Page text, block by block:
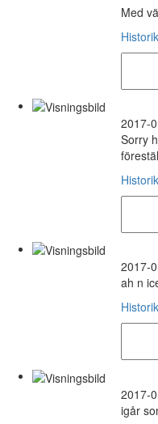
Med
Historik
2017-
Sorry
Historik
2017-
ah n
Historik
2017-
igår